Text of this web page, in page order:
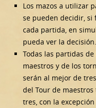
Los mazos a utilizar
se pueden decidir, si
cada partida, en
pueda ver la decisión.
Todas las partidas
maestros y de los
serán al mejor de
del Tour de
tres, con la